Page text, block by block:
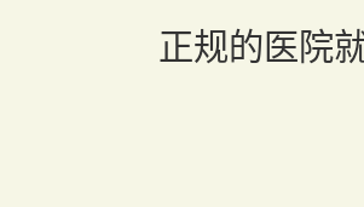
正规的医院